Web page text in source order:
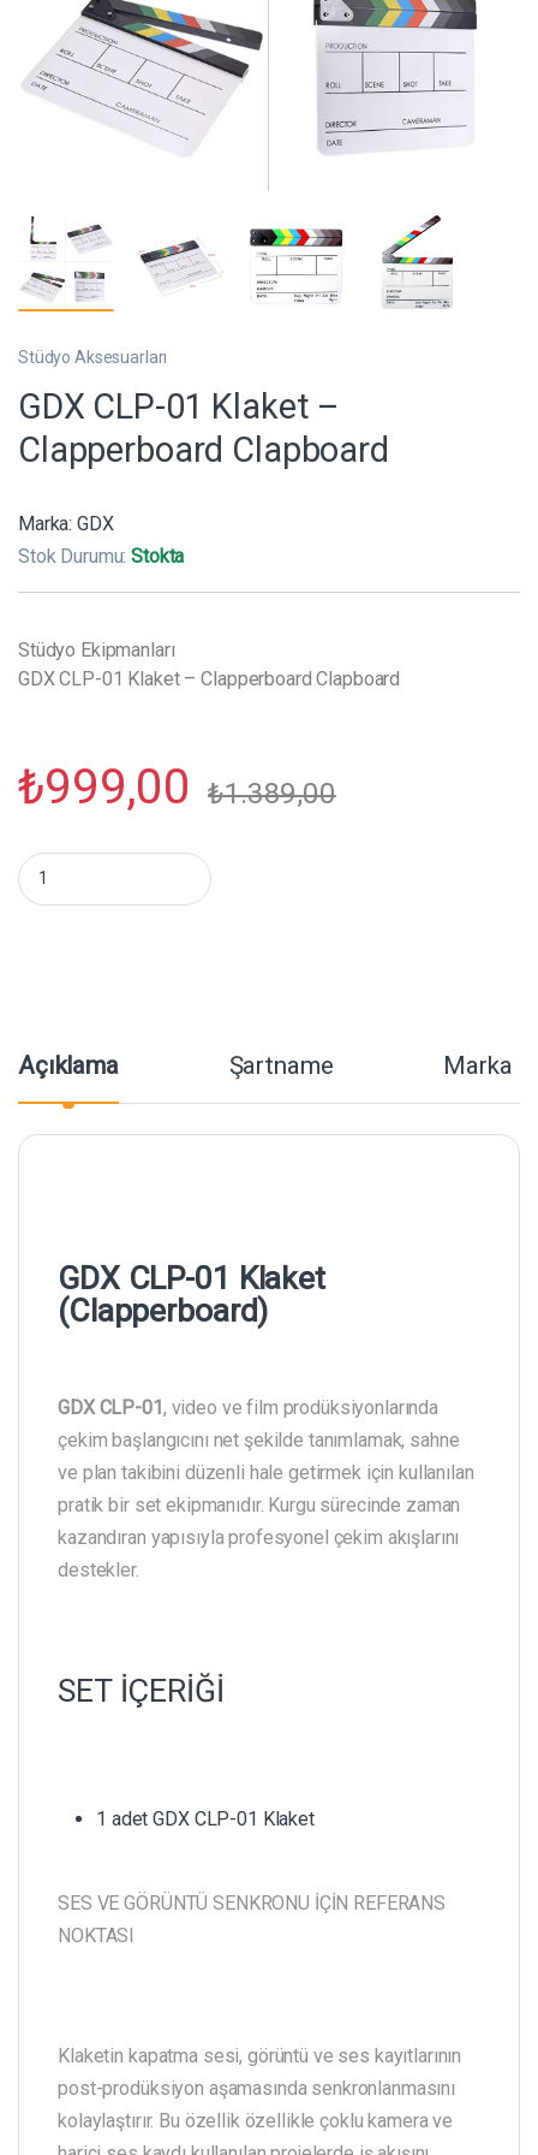
Stüdyo Aksesuarları
GDX CLP-01 Klaket –
Clapperboard Clapboard
Marka: GDX
Stok Durumu:Stokta
Stüdyo Ekipmanları
GDX CLP-01 Klaket – Clapperboard Clapboard
₺999,00 ₺1.389,00
GDX CLP-01 Klaket - Clapperboard Clapboard miktar
Açıklama Şartname Marka
GDX CLP-01 Klaket
(Clapperboard)
GDX CLP-01, video ve film prodüksiyonlarında
çekim başlangıcını net şekilde tanımlamak, sahne
ve plan takibini düzenli hale getirmek için kullanılan
pratik bir set ekipmanıdır. Kurgu sürecinde zaman
kazandıran yapısıyla profesyonel çekim akışlarını
destekler.
SET İÇERİĞİ
1 adet GDX CLP-01 Klaket
SES VE GÖRÜNTÜ SENKRONU İÇİN REFERANS
NOKTASI
Klaketin kapatma sesi, görüntü ve ses kayıtlarının
post-prodüksiyon aşamasında senkronlanmasını
kolaylaştırır. Bu özellik özellikle çoklu kamera ve